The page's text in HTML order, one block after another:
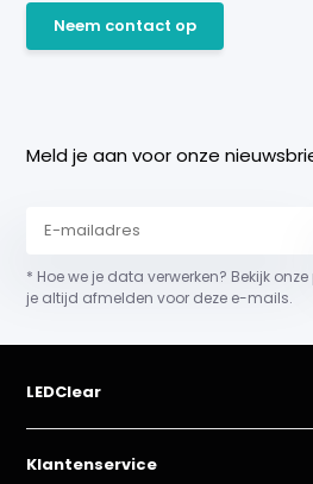
Neem contact op
Meld je aan voor onze
* Hoe we je data verwerken? Bekijk
je altijd afmelden voor deze e-mails.
LEDClear
Klantenservice